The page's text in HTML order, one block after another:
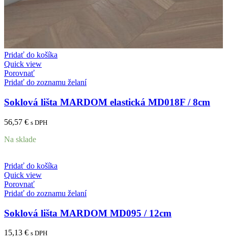
Pridať do košíka
Quick view
Porovnať
Pridať do zoznamu želaní
Soklová lišta MARDOM elastická MD018F / 8cm
56,57 € s DPH
Na sklade
Pridať do košíka
Quick view
Porovnať
Pridať do zoznamu želaní
Soklová lišta MARDOM MD095 / 12cm
15,13 € s DPH